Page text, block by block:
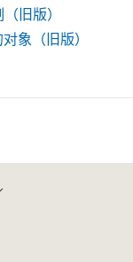
旧版）
象（旧版）